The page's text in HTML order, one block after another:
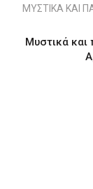
Μυστικά και